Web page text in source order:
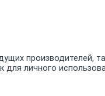
производителей,
личного